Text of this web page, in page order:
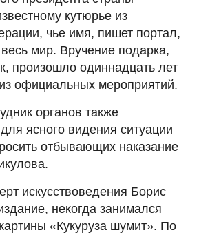
кутюрье из
чье имя, пишет портал,
мир. Вручение подарка,
произошло одиннадцать лет
официальных мероприятий.
органов также
ясного видения ситуации
отбывающих наказание
искусствоведения Борис
некогда занимался
«Кукуруза шумит». По